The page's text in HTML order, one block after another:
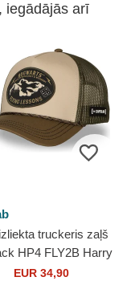
iegādājās arī
truckeris zaļš
HP4 FLY2B Harry
Capslab
EUR 34,90